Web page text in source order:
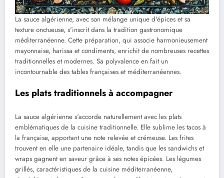
La sauce algérienne, avec son mélange unique d'épices et sa
texture onctueuse, s'inscrit dans la tradition gastronomique
méditerranéenne. Cette préparation, qui associe harmonieusement
mayonnaise, harissa et condiments, enrichit de nombreuses recettes
traditionnelles et modernes. Sa polyvalence en fait un
incontournable des tables françaises et méditerranéennes.
Les plats traditionnels à accompagner
La sauce algérienne s'accorde naturellement avec les plats
emblématiques de la cuisine traditionnelle. Elle sublime les tacos à
la française, apportant une note relevée et crémeuse. Les frites
trouvent en elle une partenaire idéale, tandis que les sandwichs et
wraps gagnent en saveur grâce à ses notes épicées. Les légumes
grillés, caractéristiques de la cuisine méditerranéenne,